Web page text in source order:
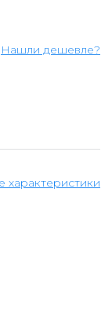
Нашли дешевле?
характеристики